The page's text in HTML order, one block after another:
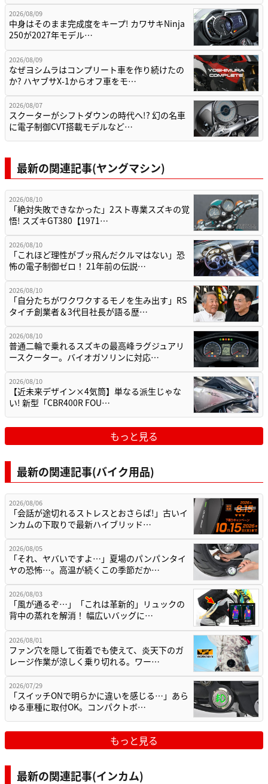
2026/08/09
中身はそのまま完成度をキープ! カワサキNinja
250が2027年モデル…
2026/08/09
なぜヨシムラはコンプリート車を作り続けたの
か? ハヤブサX-1からオフ車をモ…
2026/08/07
スクーターがシフトダウンの時代へ!? 幻の名車
に電子制御CVT搭載モデルなど…
最新の関連記事(ヤングマシン)
2026/08/10
「絶対失敗できなかった」2スト専業スズキの覚
悟! スズキGT380【1971…
2026/08/10
「これほど理性がブッ飛んだクルマはない」恐
怖の電子制御ゼロ！ 21年前の伝説…
2026/08/10
「自分たちがワクワクするモノを生み出す」RS
タイチ創業者＆3代目社長が語る歴…
2026/08/10
普通二輪で乗れるスズキの最高峰ラグジュアリ
ースクーター。バイオガソリンに対応…
2026/08/10
【近未来デザイン×4気筒】単なる派生じゃな
い! 新型「CBR400R FOU…
もっと見る
最新の関連記事(バイク用品)
2026/08/06
「会話が途切れるストレスとおさらば!」古いイ
ンカムの下取りで最新ハイブリッド…
2026/08/05
「それ、ヤバいですよ…」夏場のパンパンタイ
ヤの恐怖…。高温が続くこの季節だか…
2026/08/03
「風が通るぞ…」「これは革新的」リュックの
背中の蒸れを解消！ 幅広いバッグに…
2026/08/01
ファン穴を隠して街着でも使えて、炎天下のガ
レージ作業が涼しく乗り切れる。ワー…
2026/07/29
「スイッチONで明らかに違いを感じる…」あら
ゆる車種に取付OK。コンパクトボ…
もっと見る
最新の関連記事(インカム)